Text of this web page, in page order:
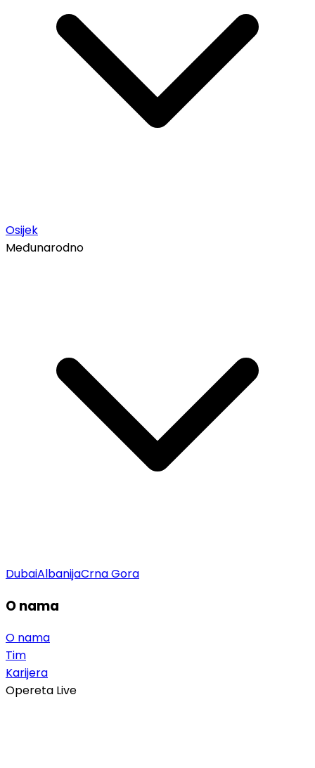
Osijek
Međunarodno
DubaiAlbanijaCrna Gora
O nama
O nama
Tim
Karijera
Opereta Live